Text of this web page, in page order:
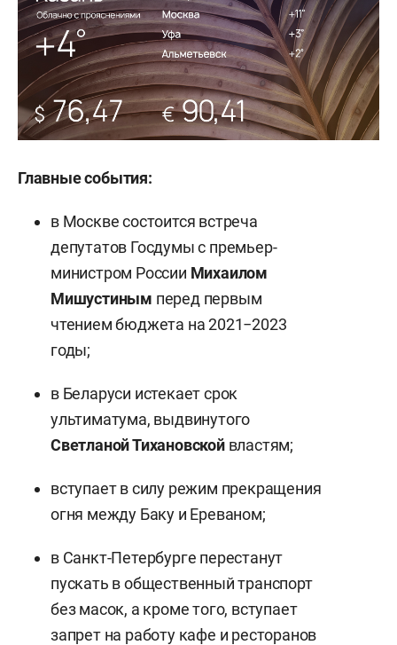
Главные события:
в Москве состоится встреча
депутатов Госдумы с премьер-
министром России Михаилом
Мишустиным перед первым
чтением бюджета на 2021−2023
годы;
в Беларуси истекает срок
ультиматума, выдвинутого
Светланой Тихановскойвластям;
вступает в силу режим прекращения
огня между Баку и Ереваном;
в Санкт-Петербурге перестанут
пускать в общественный транспорт
без масок, а кроме того, вступает
запрет на работу кафе и ресторанов